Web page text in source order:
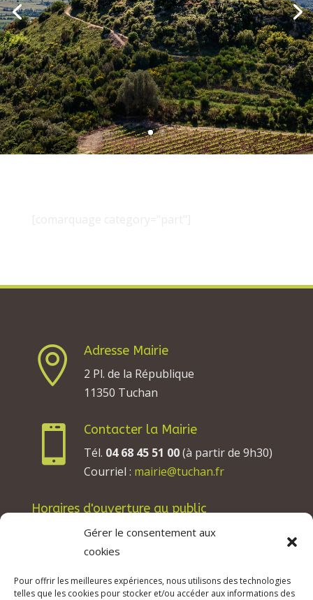
Gérer le consentement aux
cookies
Pour offrir les meilleures expériences, nous utilisons des technologies
telles que les cookies pour stocker et/ou accéder aux informations des

Adresse Mairie
2 Pl. de la République
11350 Tuchan

Contacter la Mairie
Tél. 04 68 45 51 00(à partir de 9h30)
Courriel : mairie@tuchan.fr
Horaires d'ouverture au public
Les lundis, mardis et jeudis : de 8h à 12h et de
13h30 à 17h30.
Les vendredis : de 8h à 12h.